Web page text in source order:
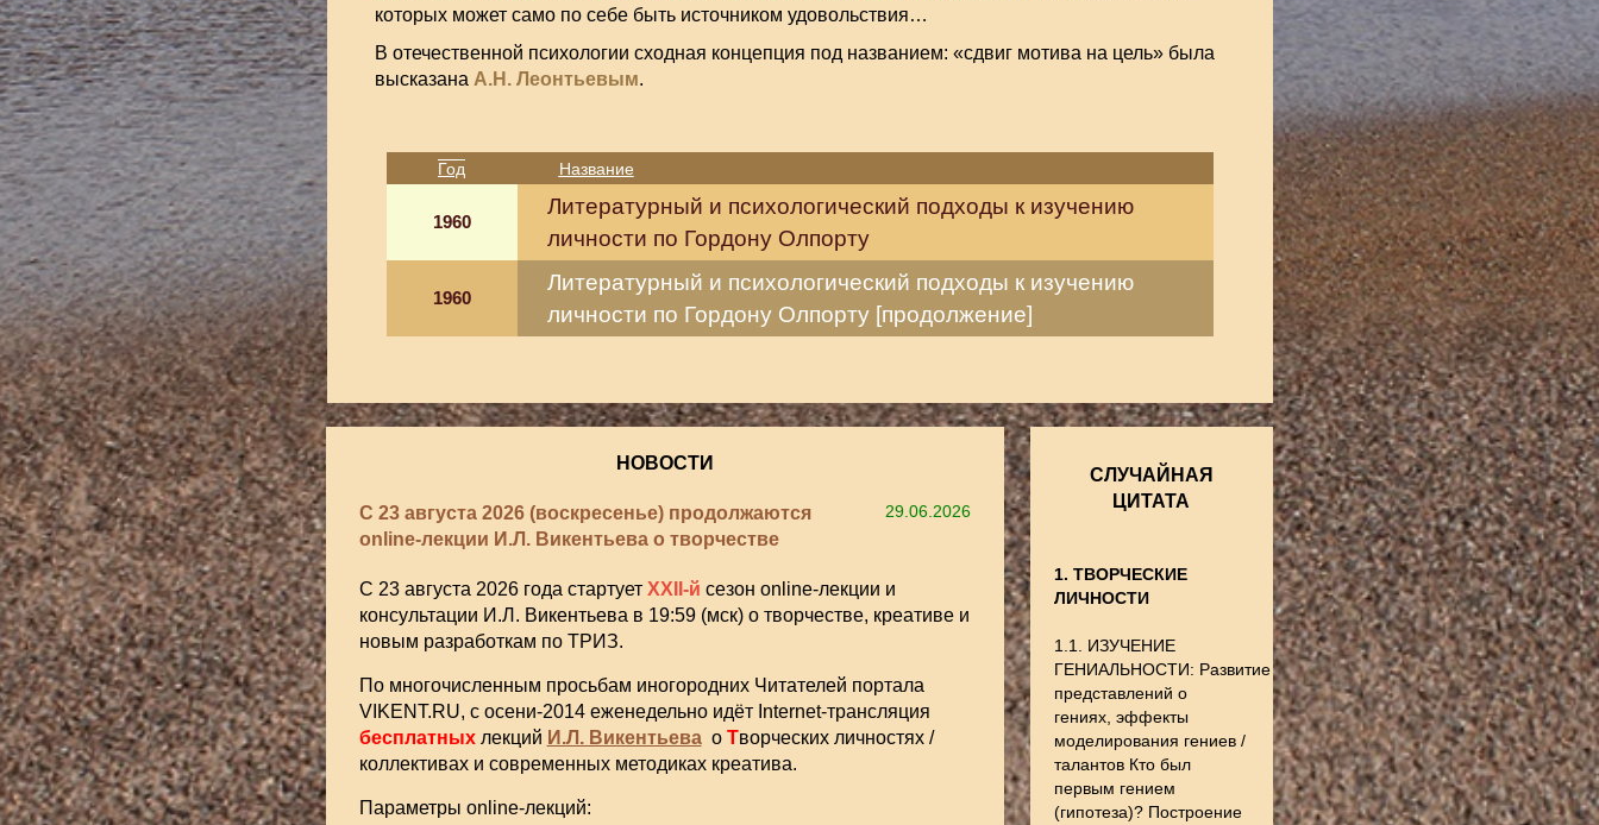
которых может само по себе быть источником удовольствия…
В отечественной психологии сходная концепция под названием: «сдвиг мотива на цель» была
высказана А.Н. Леонтьевым.
Год Название
1960
Литературный и психологический подходы к изучению
личности по Гордону Олпорту
1960
Литературный и психологический подходы к изучению
личности по Гордону Олпорту [продолжение]
НОВОСТИ
С 23 августа 2026 (воскресенье) продолжаются
online-лекции И.Л. Викентьева о творчестве
29.06.2026
С 23 августа 2026 года стартует XXII-й сезон online-лекции и
консультации И.Л. Викентьева в 19:59 (мск) о творчестве, креативе и
новым разработкам по ТРИЗ.
По многочисленным просьбам иногородних Читателей портала
VIKENT.RU, с осени-2014 еженедельно идёт Internet-трансляция
бесплатных лекций И.Л. Викентьева о Творческих личностях /
коллективах и современных методиках креатива.
Параметры online-лекций:
СЛУЧАЙНАЯ
ЦИТАТА
1. ТВОРЧЕСКИЕ
ЛИЧНОСТИ
1.1. ИЗУЧЕНИЕ
ГЕНИАЛЬНОСТИ: Развитие
представлений о
гениях, эффекты
моделирования гениев /
талантов Кто был
первым гением
(гипотеза)? Построение